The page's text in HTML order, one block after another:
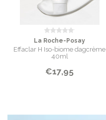
La Roche-Posay
Effaclar H Iso-biome dagcrème
40ml
€17,95